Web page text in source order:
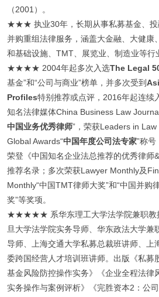
（2001）。
★★★ 执业30年，长期从事私募基金、投
并购重组法律服务，涵盖大金融、大健康
和基础设施、TMT、展览业、制造业等行
★★★★ 2004年起多次入选The Legal
基金”和“公司与商业”榜单，并多次受到
Profiles特别推荐或点评，2016年起连续
知名法律媒体China Business Law
中国业务优秀律师”，荣获Leaders in Law
Global Awards“中国年度公司法专家”称号
荣登《中国知名企业法总推荐的优秀律师&
推荐名录；多次荣获Lawyer Monthly及
Monthly“中国TMT律师大奖”和“中国并购
奖”等奖项。
★★★★★ 系华东理工大学法学院兼职教
旦大学法学院实务导师、华东政法大学兼
导师、上海交通大学私募总裁班讲师、上
委跨国经营人才培训班讲师。出版《私募
基金风险防控操作实务》《企业全程法律
实务操作与案例评析》《完胜资本2：公